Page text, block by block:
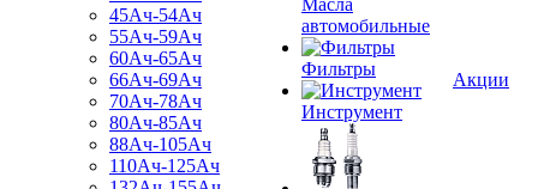
45Ач-54Ач
55Ач-59Ач
60Ач-65Ач
66Ач-69Ач
70Ач-78Ач
80Ач-85Ач
88Ач-105Ач
110Ач-125Ач
Масла
автомобильные
Фильтры
Инструмент
Акции